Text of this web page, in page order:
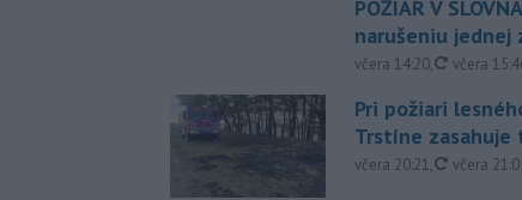
POŽIAR V
narušeniu jednej
včera 14:20, včera
Pri požiari
Trstíne zasahuje
včera 20:21, včera